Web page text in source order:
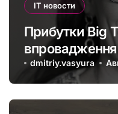
IT новости
Прибутки Big
офшорів: як
податкову
dmitriy.vasyura